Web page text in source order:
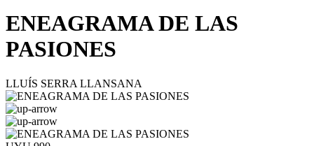
ENEAGRAMA DE LAS
PASIONES
LLUÍS SERRA LLANSANA